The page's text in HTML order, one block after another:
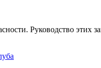
Руководство